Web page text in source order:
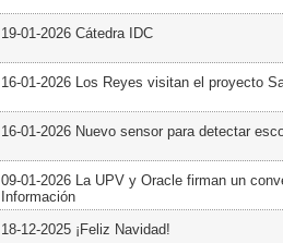
19-01-2026 Cátedra IDC
16-01-2026 Los Reyes visitan el proyecto
16-01-2026 Nuevo sensor para detectar
09-01-2026 La UPV y Oracle firman un
Información
18-12-2025 ¡Feliz Navidad!